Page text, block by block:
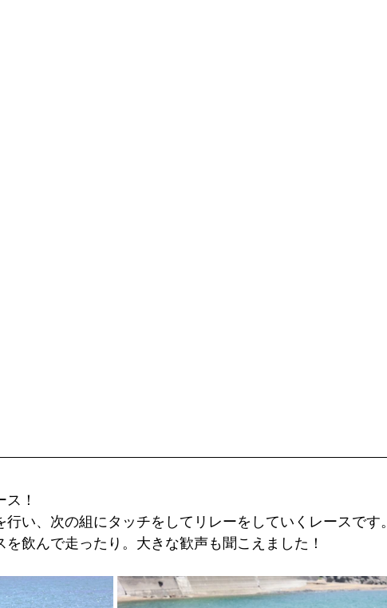
！
い、次の組にタッチをしてリレーをしていくレースです。
飲んで走ったり。大きな歓声も聞こえました！